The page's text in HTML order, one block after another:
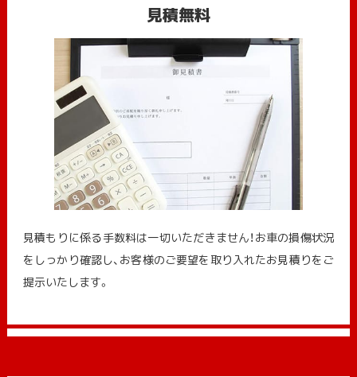
見積無料
見積もりに係る手数料は一切いただきません！お車の損傷状況
をしっかり確認し、お客様のご要望を取り入れたお見積りをご
提示いたします。